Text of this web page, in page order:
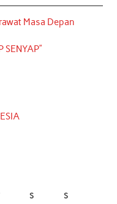
Masa Depan
SENYAP”
S S